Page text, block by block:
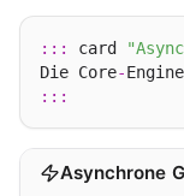
::: card
Die Core-
:::
Asynchrone